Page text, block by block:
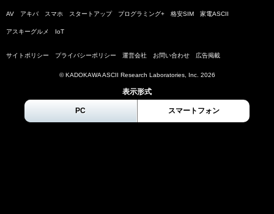
AV アキバ スマホ スタートアップ プログラミング+ 格安SIM 家電ASCII
アスキーグルメ IoT
サイトポリシー プライバシーポリシー 運営会社 お問い合わせ 広告掲載
© KADOKAWA ASCII Research Laboratories, Inc. 2026
表示形式
PC スマートフォン